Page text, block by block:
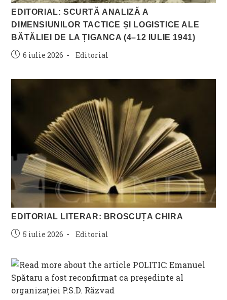
EDITORIAL: SCURTĂ ANALIZĂ A
DIMENSIUNILOR TACTICE ȘI LOGISTICE ALE
BĂTĂLIEI DE LA ȚIGANCA (4–12 IULIE 1941)
Post6 iulie 2026
Post
Editorial
EDITORIAL LITERAR: BROSCUȚA CHIRA
Post5 iulie 2026
Post
Editorial